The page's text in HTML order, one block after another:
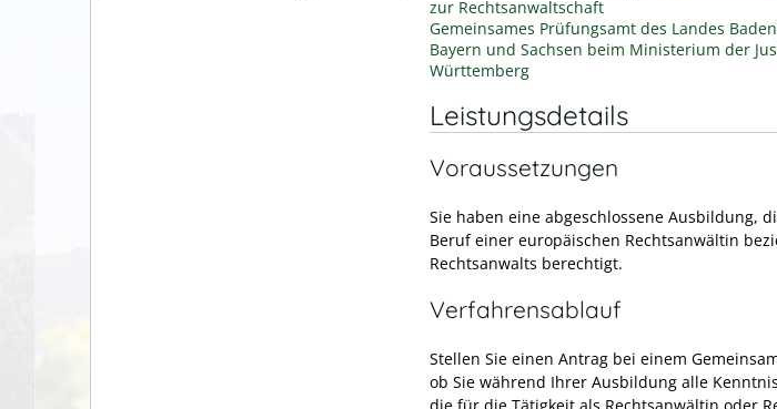
zur Rechtsanwaltschaft
Gemeinsames Prüfungsamt des Landes
Bayern und Sachsen beim Ministerium der
Württemberg
Leistungsdetails
Voraussetzungen
Sie haben eine abgeschlossene Ausbildung,
Beruf einer europäischen Rechtsanwältin
Rechtsanwalts berechtigt.
Verfahrensablauf
Stellen Sie einen Antrag bei einem
ob Sie während Ihrer Ausbildung alle